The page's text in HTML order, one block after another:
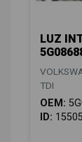
LUZ
TDI
OEM:
ID: